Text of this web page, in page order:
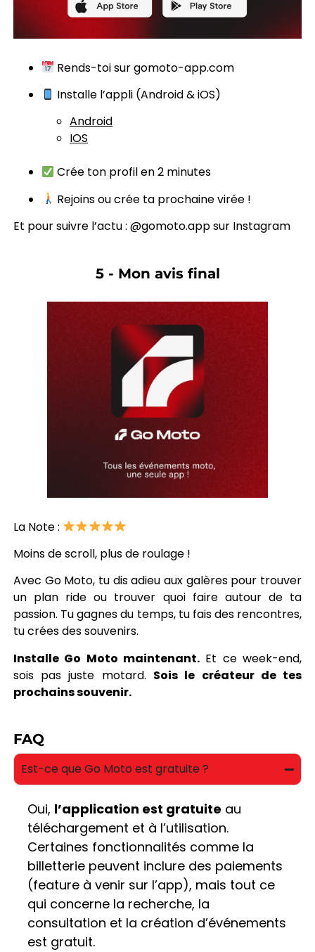
Rends-toi surgomoto-app.com
Installe l’appli (Android & iOS)
Android
IOS
Crée ton profil en 2 minutes
Rejoins ou crée ta prochaine virée !
Et pour suivre l’actu : @gomoto.app sur Instagram
5 - Mon avis final
La Note :
Moins de scroll, plus de roulage !
Avec Go Moto, tu dis adieu aux galères pour trouver
un plan ride ou trouver quoi faire autour de ta
passion. Tu gagnes du temps, tu fais des rencontres,
tu crées des souvenirs.
Installe Go Moto maintenant. Et ce week-end,
sois pas juste motard. Sois le créateur de tes
prochains souvenir.
FAQ
Est-ce que Go Moto est gratuite ?
Oui, l’application est gratuite au
téléchargement et à l’utilisation.
Certaines fonctionnalités comme la
billetterie peuvent inclure des paiements
(feature à venir sur l’app), mais tout ce
qui concerne la recherche, la
consultation et la création d’événements
est gratuit.